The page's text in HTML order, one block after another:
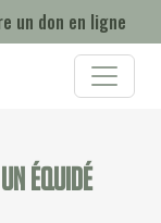
un don en ligne
équidé